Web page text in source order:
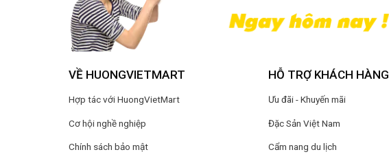
VỀ HUONGVIETMART
Hợp tác với HuongVietMart
Cơ hội nghề nghiệp
Chính sách bảo mật
HỖ TRỢ KHÁCH HÀNG
Ưu đãi - Khuyến mãi
Đặc Sản Việt Nam
Cẩm nang du lịch